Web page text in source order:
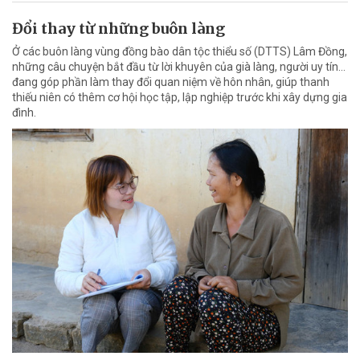
Đổi thay từ những buôn làng
Ở các buôn làng vùng đồng bào dân tộc thiểu số (DTTS) Lâm Đồng,
những câu chuyện bắt đầu từ lời khuyên của già làng, người uy tín…
đang góp phần làm thay đổi quan niệm về hôn nhân, giúp thanh
thiếu niên có thêm cơ hội học tập, lập nghiệp trước khi xây dựng gia
đình.